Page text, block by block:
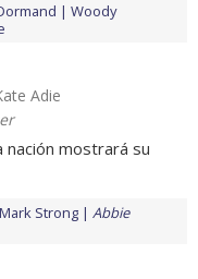
Woody
Adie
mostrará su
Mark Strong
Abbie